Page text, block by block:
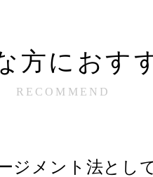
方におす
RECOMMEND
ジメント法とし